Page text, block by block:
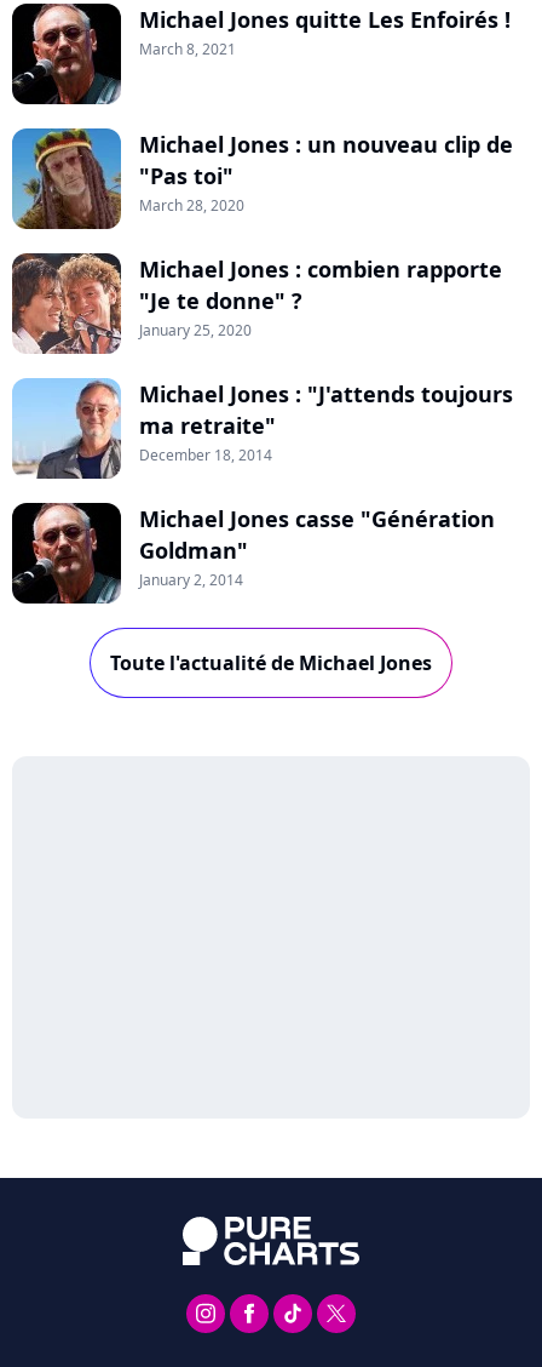
Michael Jones quitte Les Enfoirés !
March 8, 2021
Michael Jones : un nouveau clip de
"Pas toi"
March 28, 2020
Michael Jones : combien rapporte
"Je te donne" ?
January 25, 2020
Michael Jones : "J'attends toujours
ma retraite"
December 18, 2014
Michael Jones casse "Génération
Goldman"
January 2, 2014
Toute l'actualité de Michael Jones